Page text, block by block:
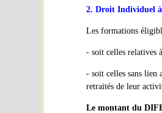
2. Droit Individuel
Les formations
- soit celles relatives
- soit celles sans lien
retraités de leur
Le montant du